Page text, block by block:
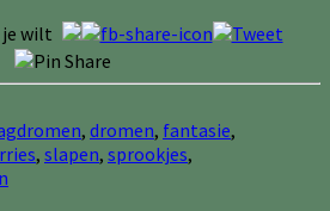
je wilt
, dromen, fantasie,
, slapen, sprookjes,